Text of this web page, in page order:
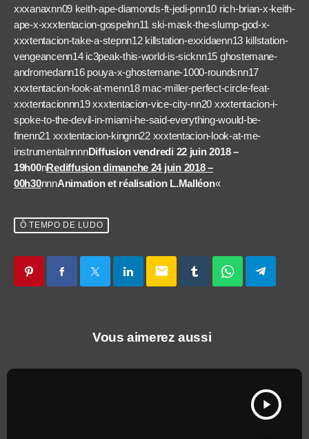
xxxanaxnn09 keith-ape-diamonds-ft-jedi-pnn10 rich-brian-x-keith-
ape-x-xxxtentacion-gospelnn11 ski-mask-the-slump-god-x-
xxxtentacion-take-a-stepnn12 killstation-exxidaenn13 killstation-
vengeancenn14 ic3peak-this-world-is-sicknn15 ghostemane-
andromedann16 pouya-x-ghostemane-1000-roundsnn17
xxxtentacion-look-at-menn18 mac-miller-perfect-circle-feat-
xxxtentacionnn19 xxxtentacion-vice-city-nn20 xxxtentacion-i-
spoke-to-the-devil-in-miami-he-said-everything-would-be-
finenn21 xxxtentacion-kingnn22 xxxtentacion-look-at-me-
instrumentalnnnnDiffusion vendredi 22 juin 2018 –
19h00nRediffusion dimanche 24 juin 2018 –
00h30nnnAnimation et réalisation L.Malléon«
Ô TEMPO DE LUDO
email
Vous aimerez aussi
play_arrow